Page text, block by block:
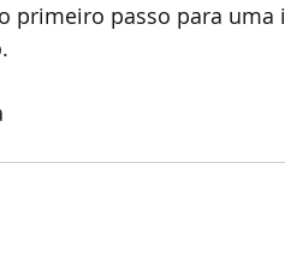
primeiro passo para uma